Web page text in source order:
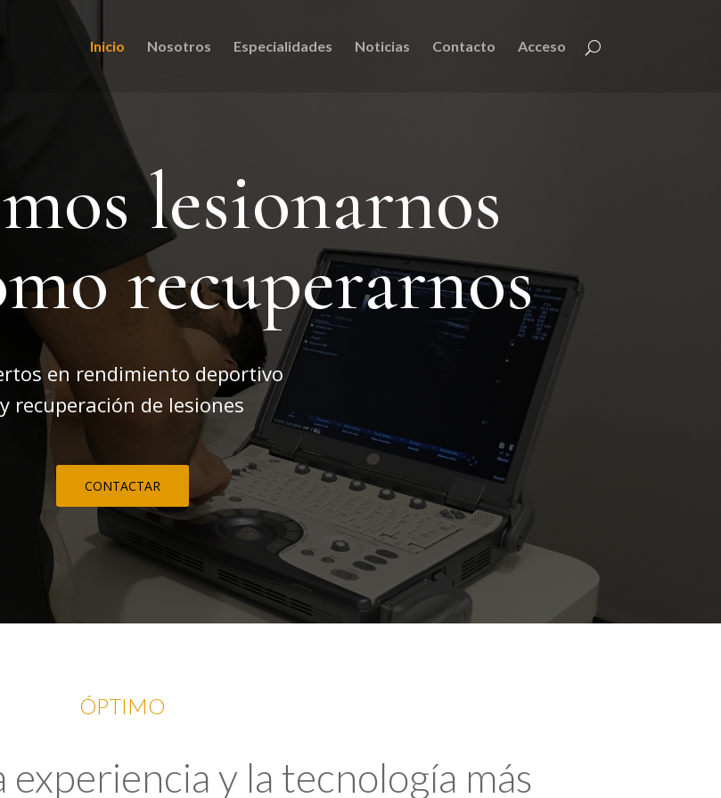
Inicio Nosotros Especialidades Noticias Contacto Acceso
lesionarnos
recuperarnos
en rendimiento deportivo
y recuperación de lesiones
CONTACTAR
ÓPTIMO
y la tecnología más